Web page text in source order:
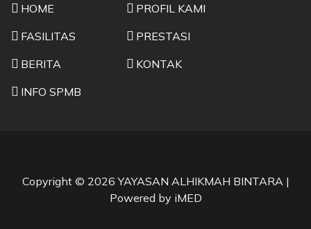
HOME
PROFIL KAMI
FASILITAS
PRESTASI
BERITA
KONTAK
INFO SPMB
Copyright © 2026 YAYASAN ALHIKMAH BINTARA |
Powered by iMED